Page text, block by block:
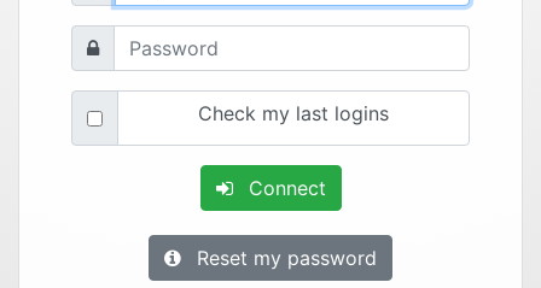
Check my last logins
Connect
Reset my password